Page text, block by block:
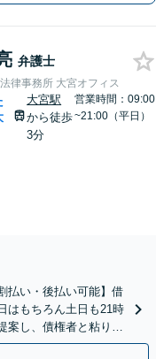
弁護士
律事務所 大宮オフィス
大宮駅
から徒歩
3分
営業時間：09:00
~21:00（平日）
払い・後払い可能】借
はもちろん土日も21時
案し、債権者と粘り強